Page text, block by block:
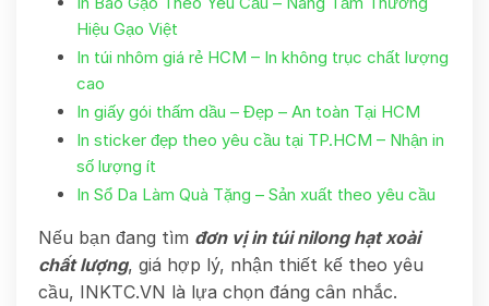
Hiệu Gạo Việt
In túi nhôm giá rẻ HCM – In không trục chất lượng
cao
In giấy gói thấm dầu – Đẹp – An toàn Tại HCM
In sticker đẹp theo yêu cầu tại TP.HCM – Nhận in
số lượng ít
In Sổ Da Làm Quà Tặng – Sản xuất theo yêu cầu
Nếu bạn đang tìm đơn vị in túi nilong hạt xoài
chất lượng, giá hợp lý, nhận thiết kế theo yêu
cầu, INKTC.VN là lựa chọn đáng cân nhắc.